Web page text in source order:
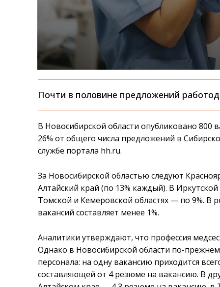
Почти в половине предложений
В Новосибирской области опубликовано 800
26% от общего числа предложений в
службе портала hh.ru.
За Новосибирской областью следуют
Алтайский край (по 13% каждый). В
Томской и Кемеровской областях — по 9%. В
вакансий составляет менее 1%.
Аналитики утверждают, что профессия
Однако в Новосибирской области по-
персонала: на одну вакансию приходится
составляющей от 4 резюме на вакансию. В